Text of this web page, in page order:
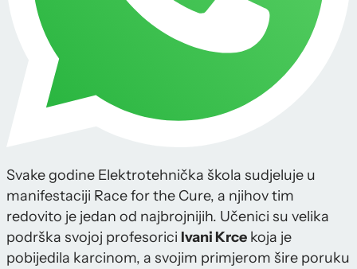
Svake godine Elektrotehnička škola sudjeluje u
manifestaciji Race for the Cure, a njihov tim
redovito je jedan od najbrojnijih. Učenici su velika
podrška svojoj profesorici Ivani Krce koja je
pobijedila karcinom, a svojim primjerom šire poruku